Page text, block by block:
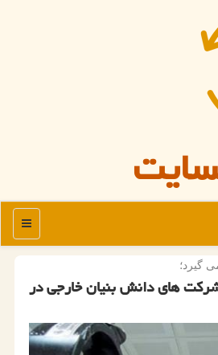
منو
گیرد؛
های دانش بنیان خارجی در